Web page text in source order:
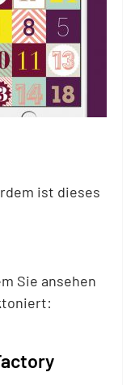
ist dieses
Sie ansehen